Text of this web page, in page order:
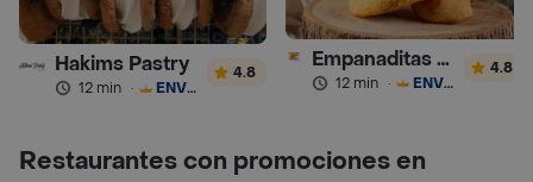
Hakims Pastry
12 min · ENVÍO GRATIS
4.8
Empanaditas de Pipian - Empanadas
12 min · ENVÍO GRATIS
4.8
Restaurantes con promociones en